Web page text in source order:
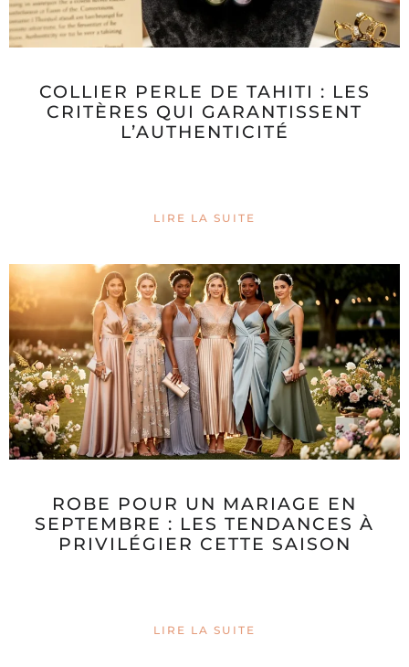
COLLIER PERLE DE TAHITI : LES
CRITÈRES QUI GARANTISSENT
L’AUTHENTICITÉ
LIRE LA SUITE
ROBE POUR UN MARIAGE EN
SEPTEMBRE : LES TENDANCES À
PRIVILÉGIER CETTE SAISON
LIRE LA SUITE